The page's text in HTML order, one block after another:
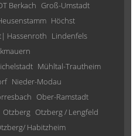
Berkach Groß-Umstadt
Höchst
Hassenroth Lindenfels
Mühltal-Trautheim
Nieder-Modau
Ober-Ramstadt
Otzberg Otzberg / Lengfeld
Habitzheim